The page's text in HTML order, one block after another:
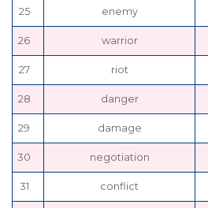
25 enemy
26 warrior
27 riot
28 danger
29 damage
30 negotiation
31 conflict